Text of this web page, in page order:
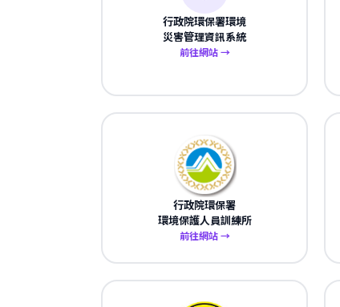
行政院環保署環境
災害管理資訊系統
前往網站 →
行政院環保署
環境保護人員訓練所
前往網站 →